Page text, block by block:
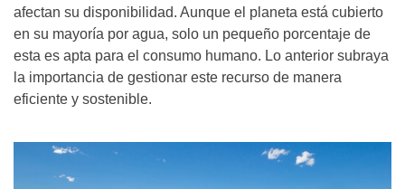
afectan su disponibilidad. Aunque el planeta está cubierto
en su mayoría por agua, solo un pequeño porcentaje de
esta es apta para el consumo humano. Lo anterior subraya
la importancia de gestionar este recurso de manera
eficiente y sostenible.